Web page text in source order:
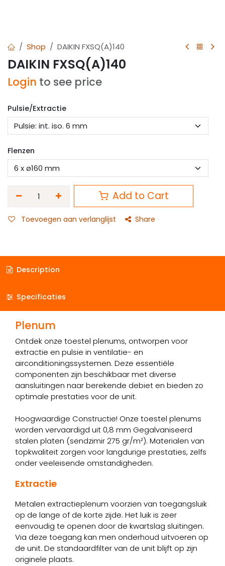
Shop DAIKIN FXSQ(A)140
DAIKIN FXSQ(A)140
Login to see price
Pulsie/Extractie
Flenzen
Add to Cart
Toevoegen aan verlanglijst Share
Description
Specificaties
Plenum
Ontdek onze toestel plenums, ontworpen voor
extractie en pulsie in ventilatie- en
airconditioningssystemen. Deze essentiële
componenten zijn beschikbaar met diverse
aansluitingen naar berekende debiet en bieden zo
optimale prestaties voor de unit.
Hoogwaardige Constructie! Onze toestel plenums
worden vervaardigd uit 0,8 mm Gegalvaniseerd
stalen platen (sendzimir 275 gr/m²). Materialen van
topkwaliteit zorgen voor langdurige prestaties, zelfs
onder veeleisende omstandigheden.
Extractie
Metalen extractieplenum voorzien van toegangsluik
op de lange of de korte zijde. Het luik is zeer
eenvoudig te openen door de kwartslag sluitingen.
Via deze toegang kan men onderhoud uitvoeren op
de unit. De standaardfilter van de unit blijft op zijn
originele plaats.